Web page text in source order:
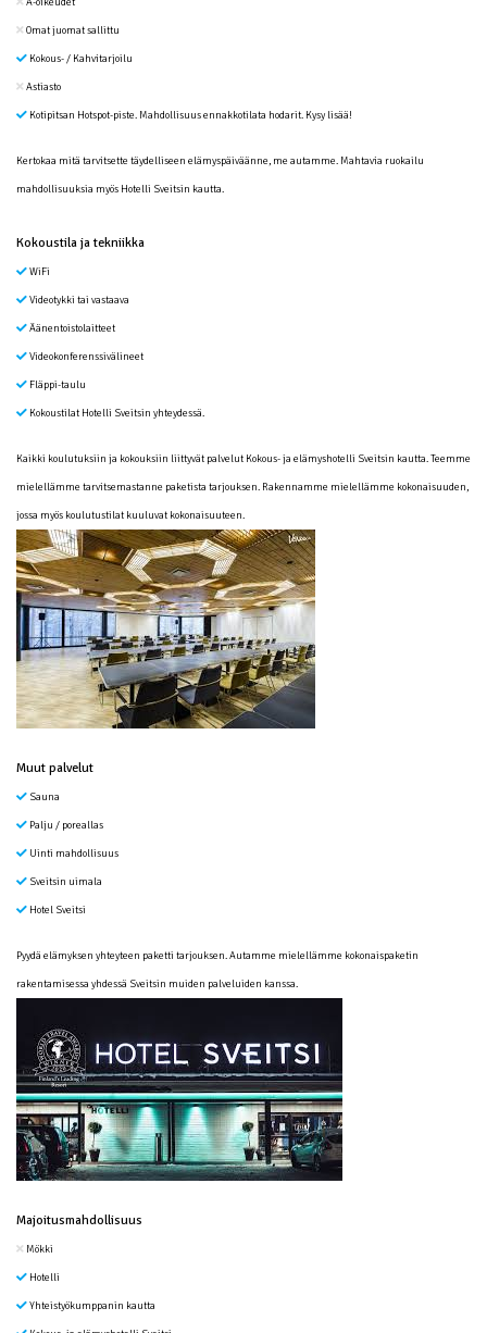
Omat juomat sallittu
Kokous- / Kahvitarjoilu
Astiasto
Kotipitsan Hotspot-piste. Mahdollisuus ennakkotilata hodarit. Kysy lisää!
Kertokaa mitä tarvitsette täydelliseen elämyspäiväänne, me autamme. Mahtavia ruokailu
mahdollisuuksia myös Hotelli Sveitsin kautta.
Kokoustila ja tekniikka
WiFi
Videotykki tai vastaava
Äänentoistolaitteet
Videokonferenssivälineet
Fläppi-taulu
Kokoustilat Hotelli Sveitsin yhteydessä.
Kaikki koulutuksiin ja kokouksiin liittyvät palvelut Kokous- ja elämyshotelli Sveitsin kautta. Teemme
mielellämme tarvitsemastanne paketista tarjouksen. Rakennamme mielellämme kokonaisuuden,
jossa myös koulutustilat kuuluvat kokonaisuuteen.
Muut palvelut
Sauna
Palju / poreallas
Uinti mahdollisuus
Sveitsin uimala
Hotel Sveitsi
Pyydä elämyksen yhteyteen paketti tarjouksen. Autamme mielellämme kokonaispaketin
rakentamisessa yhdessä Sveitsin muiden palveluiden kanssa.
Majoitusmahdollisuus
Mökki
Hotelli
Yhteistyökumppanin kautta